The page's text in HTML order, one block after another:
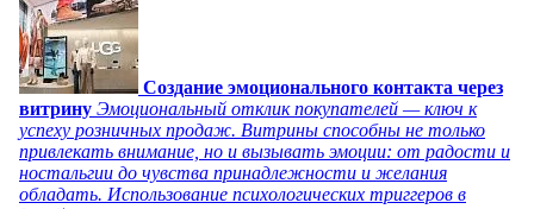
Создание эмоционального контакта через
витрину Эмоциональный отклик покупателей — ключ к
успеху розничных продаж. Витрины способны не только
привлекать внимание, но и вызывать эмоции: от радости и
ностальгии до чувства принадлежности и желания
обладать. Использование психологических триггеров в